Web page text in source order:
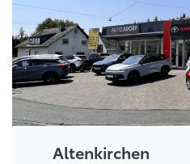
Altenkirchen